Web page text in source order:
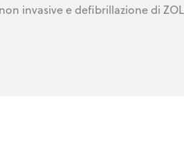
invasive e defibrillazione di